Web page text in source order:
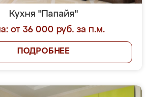
Кухня "Папайя"
от 36 000 руб. за п.м.
ПОДРОБНЕЕ